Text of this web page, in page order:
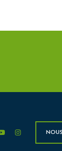
youtubeinstagram